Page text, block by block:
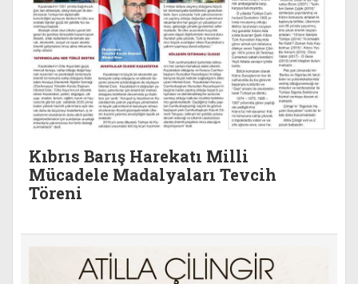
Kıbrıs Barış Harekatı Milli
Mücadele Madalyaları Tevcih
Töreni